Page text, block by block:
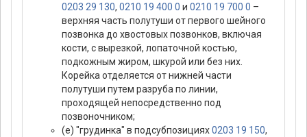
0203 29 130, 0210 19 400 0 и 0210 19 700 0 –
верхняя часть полутуши от первого шейного
позвонка до хвостовых позвонков, включая
кости, с вырезкой, лопаточной костью,
подкожным жиром, шкурой или без них.
Корейка отделяется от нижней части
полутуши путем разруба по линии,
проходящей непосредственно под
позвоночником;
(е) "грудинка" в подсубпозициях0203 19 150,